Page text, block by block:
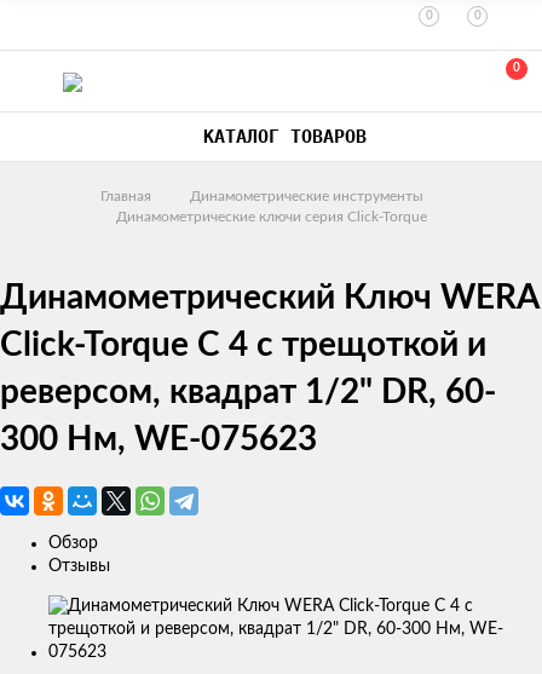
0 0
0
КАТАЛОГ ТОВАРОВ
Главная
Динамометрические инструменты
Динамометрические ключи серия Click-Torque
Динамометрический Ключ WERA
Click-Torque C 4 с трещоткой и
реверсом, квадрат 1/2" DR, 60-
300 Нм, WE-075623
Обзор
Отзывы
Изображения
товаров